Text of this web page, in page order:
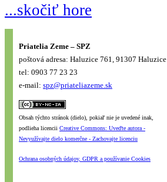
...skočiť hore
Priatelia Zeme – SPZ
poštová adresa: Haluzice 761, 91307 Haluzice
tel: 0903 77 23 23
e-mail: spz@priateliazeme.sk
Obsah týchto stránok (dielo), pokiaľ nie je uvedené inak,
podlieha licencii Creative Commons: Uveďte autora -
Nevyužívajte dielo komerčne - Zachovajte licenciu
Ochrana osobných údajov, GDPR a používanie Cookies